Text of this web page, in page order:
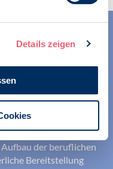
Details zeigen
ihrer
wir unter
der beruflichen
Bereitstellung